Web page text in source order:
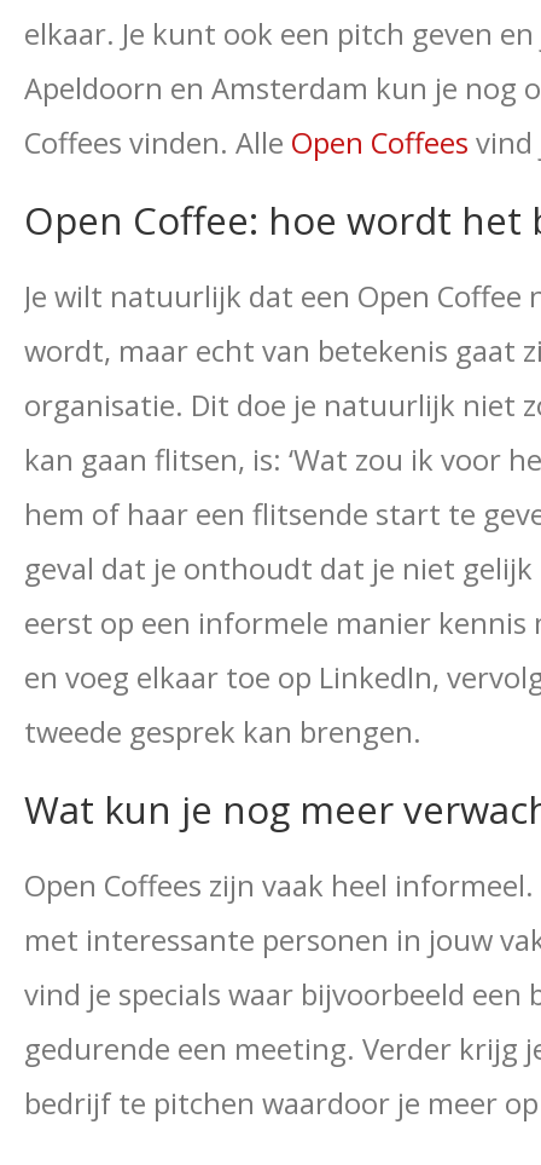
elkaar. Je kunt ook een pitch geven
Apeldoorn en Amsterdam kun je nog
Coffees vinden. Alle Open Coffees vind
Open Coffee: hoe wordt het
Je wilt natuurlijk dat een Open
wordt, maar echt van betekenis gaat
organisatie. Dit doe je natuurlijk niet
kan gaan flitsen, is: ‘Wat zou ik voor
hem of haar een flitsende start te
geval dat je onthoudt dat je niet
eerst op een informele manier
en voeg elkaar toe op LinkedIn,
tweede gesprek kan brengen.
Wat kun je nog meer
Open Coffees zijn vaak heel
met interessante personen in jouw
vind je specials waar bijvoorbeeld
gedurende een meeting. Verder krijg
bedrijf te pitchen waardoor je meer